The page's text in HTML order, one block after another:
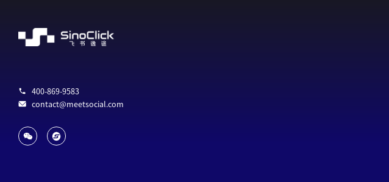
400-869-9583
contact@meetsocial.com